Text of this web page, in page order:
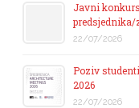
Javni
predsjednika/
22/07/2026
Poziv
2026
22/07/2026